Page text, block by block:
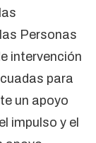
Personas
intervención
para
un apoyo
impulso y el